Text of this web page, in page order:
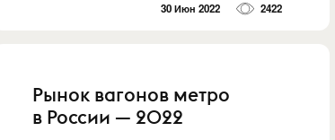
30 Июн 2022 2422
Рынок вагонов метро
в России — 2022